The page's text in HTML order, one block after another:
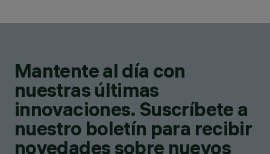
Mantente al día con
nuestras últimas
innovaciones. Suscríbete a
nuestro boletín para recibir
novedades sobre nuevos